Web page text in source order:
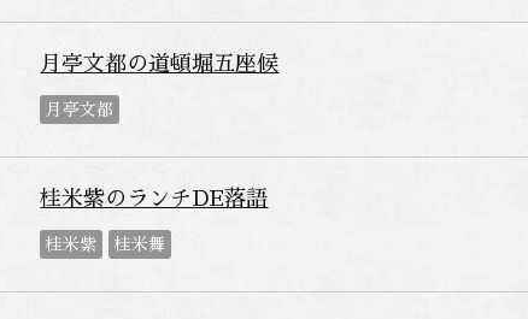
月亭文都の道頓堀五座候
月亭文都
桂米紫のランチDE落語
桂米紫 桂米舞